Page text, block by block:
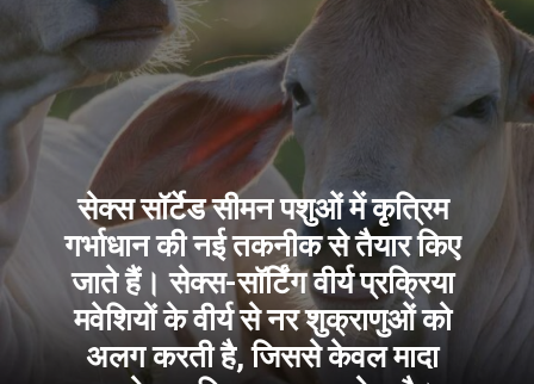
सेक्स सॉर्टेड सीमन पशुओं में कृत्रिम
गर्भाधान की नई तकनीक से तैयार किए
जाते हैं। सेक्स-सॉर्टिंग वीर्य प्रक्रिया
मवेशियों के वीर्य से नर शुक्राणुओं को
अलग करती है, जिससे केवल मादा